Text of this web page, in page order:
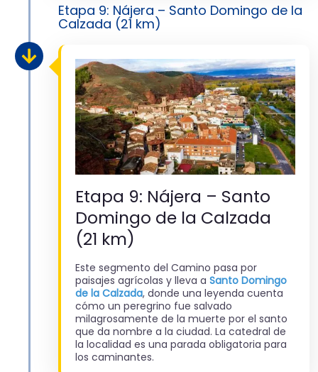
Etapa 9: Nájera – Santo Domingo de la
Calzada (21 km)
Etapa 9: Nájera – Santo
Domingo de la Calzada
(21 km)
Este segmento del Camino pasa por
paisajes agrícolas y lleva a Santo Domingo
de la Calzada, donde una leyenda cuenta
cómo un peregrino fue salvado
milagrosamente de la muerte por el santo
que da nombre a la ciudad. La catedral de
la localidad es una parada obligatoria para
los caminantes.